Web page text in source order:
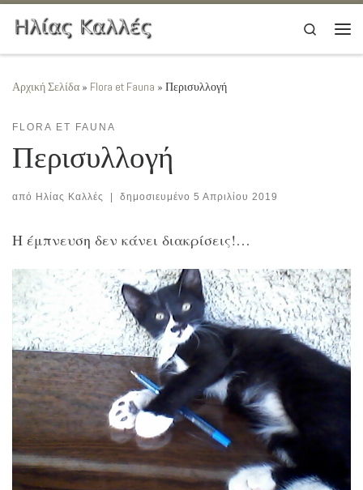
Μετάβαση στο περιεχόμενο
Search
Αρχική Σελίδα » Flora et Fauna » Περισυλλογή
FLORA ET FAUNA
Περισυλλογή
από Ηλίας Καλλές | δημοσιευμένο 5 Απριλίου 2019
Η έμπνευση δεν κάνει διακρίσεις!…